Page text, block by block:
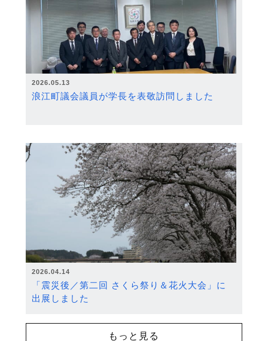
2026.05.13
浪江町議会議員が学長を表敬訪問しました
2026.04.14
「震災後／第二回 さくら祭り＆花火大会」に
出展しました
もっと見る